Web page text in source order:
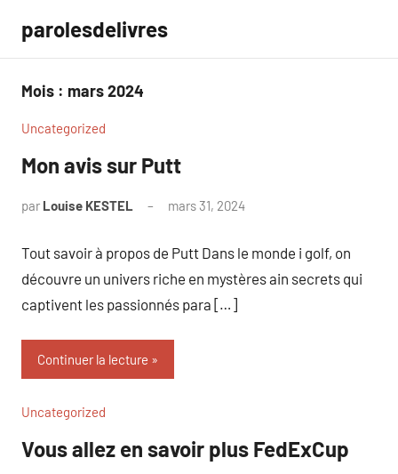
contenu
parolesdelivres
Mois : mars 2024
Uncategorized
Mon avis sur Putt
par Louise KESTEL mars 31, 2024
Tout savoir à propos de Putt Dans le monde i golf, on
découvre un univers riche en mystères ain secrets qui
captivent les passionnés para […]
Continuer la lecture
Uncategorized
Vous allez en savoir plus FedExCup